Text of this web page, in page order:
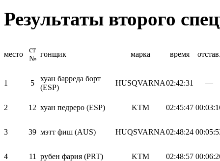
Результаты второго
место
ст
№
гонщик марка время
1 5
хуан барреда борт
(ESP)
HUSQVARNA02:42:31 —
2 12 хуан педреро (ESP) KTM 02:45:47
3 39 мэтт фиш (AUS) HUQSVARNA02:48:24
4 11 рубен фария (PRT) KTM 02:48:57